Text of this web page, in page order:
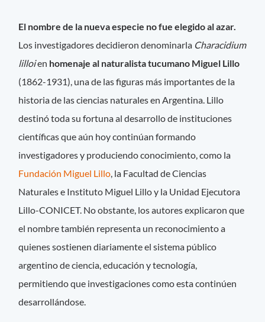
El nombre de la nueva especie no fue elegido al azar.
Los investigadores decidieron denominarla Characidium
lilloien homenaje al naturalista tucumano Miguel Lillo
(1862-1931), una de las figuras más importantes de la
historia de las ciencias naturales en Argentina. Lillo
destinó toda su fortuna al desarrollo de instituciones
científicas que aún hoy continúan formando
investigadores y produciendo conocimiento, como la
Fundación Miguel Lillo, la Facultad de Ciencias
Naturales e Instituto Miguel Lillo y la Unidad Ejecutora
Lillo-CONICET. No obstante, los autores explicaron que
el nombre también representa un reconocimiento a
quienes sostienen diariamente el sistema público
argentino de ciencia, educación y tecnología,
permitiendo que investigaciones como esta continúen
desarrollándose.